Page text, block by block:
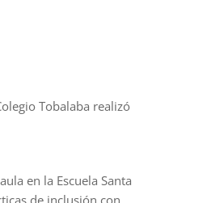
Tobalaba realizó
en la Escuela Santa